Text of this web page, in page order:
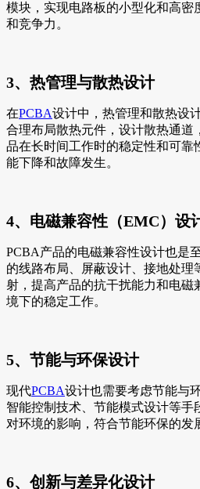
模块，实现电路板的小型化和高密
和竞争力。
3、热管理与散热设计
在PCBA设计中，热管理和散热设
合理布局散热元件，设计散热通道
品在长时间工作时的稳定性和可靠
能下降和故障发生。
4、电磁兼容性（EMC）设
PCBA产品的电磁兼容性设计也是
的线路布局、屏蔽设计、接地处理
射，提高产品的抗干扰能力和电磁
境下的稳定工作。
5、节能与环保设计
现代PCBA设计也需要考虑节能与
智能控制技术、节能模式设计等手
对环境的影响，符合节能环保的发
6、创新与差异化设计